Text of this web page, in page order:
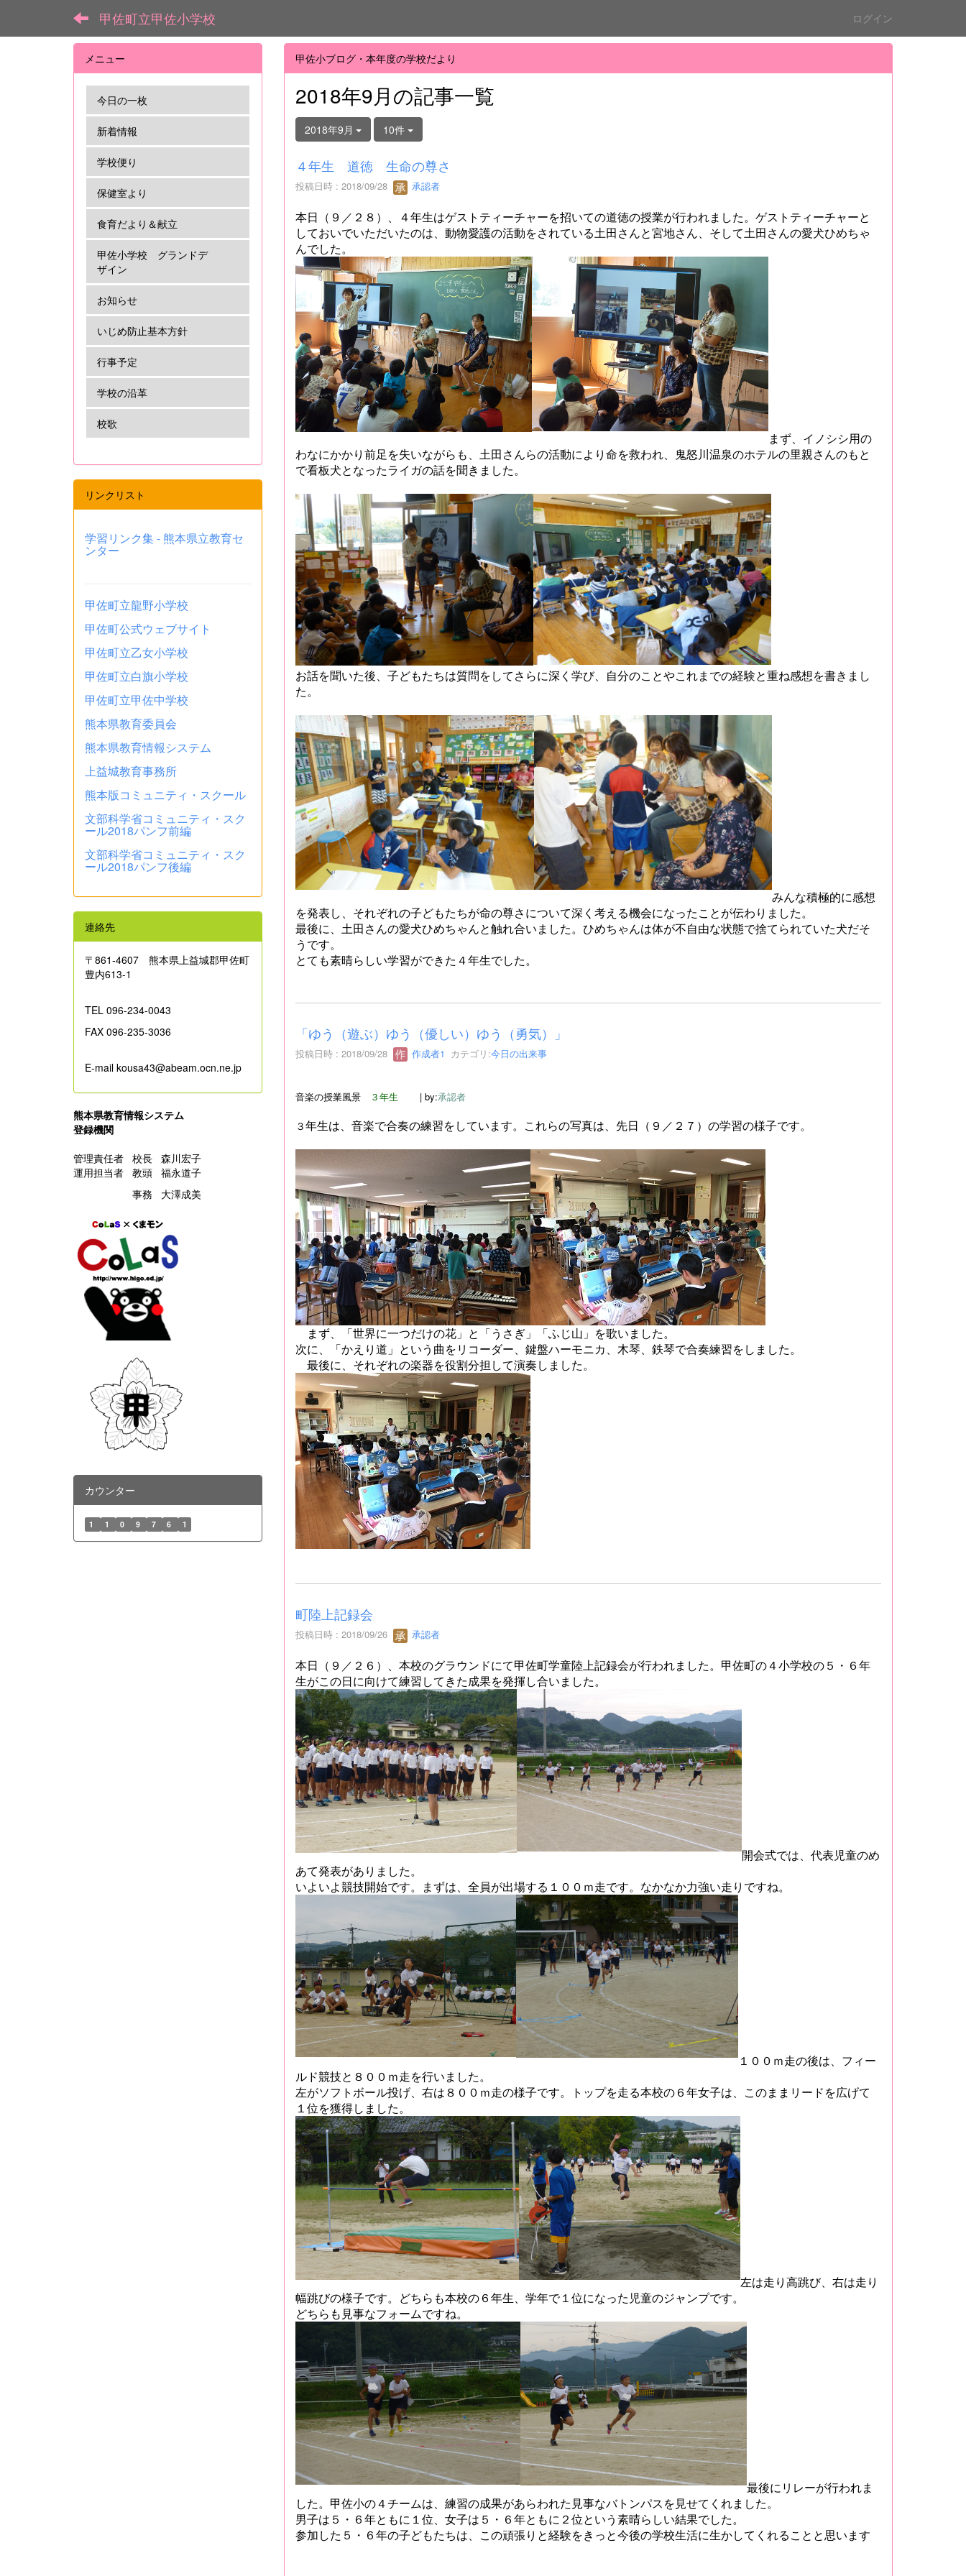
甲佐町立甲佐小学校 ログイン
甲佐小ブログ・本年度の学校だより
2018年9月の記事一覧
2018年9月 10件
４年生 道徳 生命の尊さ
投稿日時 : 2018/09/28 承認者
本日（９／２８）、４年生はゲストティーチャーを招いての道徳の授業が行われました。ゲストティーチャーと
しておいでいただいたのは、動物愛護の活動をされている土田さんと宮地さん、そして土田さんの愛犬ひめちゃ
んでした。
まず、イノシシ用の
わなにかかり前足を失いながらも、土田さんらの活動により命を救われ、鬼怒川温泉のホテルの里親さんのもと
で看板犬となったライガの話を聞きました。
お話を聞いた後、子どもたちは質問をしてさらに深く学び、自分のことやこれまでの経験と重ね感想を書きまし
た。
みんな積極的に感想
を発表し、それぞれの子どもたちが命の尊さについて深く考える機会になったことが伝わりました。
最後に、土田さんの愛犬ひめちゃんと触れ合いました。ひめちゃんは体が不自由な状態で捨てられていた犬だそ
うです。
とても素晴らしい学習ができた４年生でした。
「ゆう（遊ぶ）ゆう（優しい）ゆう（勇気）」
投稿日時 : 2018/09/28 作成者1 カテゴリ:今日の出来事
音楽の授業風景３年生 | by:承認者
３年生は、音楽で合奏の練習をしています。これらの写真は、先日（９／２７）の学習の様子です。
まず、「世界に一つだけの花」と「うさぎ」「ふじ山」を歌いました。
次に、「かえり道」という曲をリコーダー、鍵盤ハーモニカ、木琴、鉄琴で合奏練習をしました。
最後に、それぞれの楽器を役割分担して演奏しました。
町陸上記録会
投稿日時 : 2018/09/26 承認者
本日（９／２６）、本校のグラウンドにて甲佐町学童陸上記録会が行われました。甲佐町の４小学校の５・６年
生がこの日に向けて練習してきた成果を発揮し合いました。
開会式では、代表児童のめ
あて発表がありました。
いよいよ競技開始です。まずは、全員が出場する１００ｍ走です。なかなか力強い走りですね。
１００ｍ走の後は、フィー
ルド競技と８００ｍ走を行いました。
左がソフトボール投げ、右は８００ｍ走の様子です。トップを走る本校の６年女子は、このままリードを広げて
１位を獲得しました。
左は走り高跳び、右は走り
幅跳びの様子です。どちらも本校の６年生、学年で１位になった児童のジャンプです。
どちらも見事なフォームですね。
最後にリレーが行われま
した。甲佐小の４チームは、練習の成果があらわれた見事なバトンパスを見せてくれました。
男子は５・６年ともに１位、女子は５・６年ともに２位という素晴らしい結果でした。
参加した５・６年の子どもたちは、この頑張りと経験をきっと今後の学校生活に生かしてくれることと思います
メニュー
今日の一枚
新着情報
学校便り
保健室より
食育だより＆献立
甲佐小学校 グランドデ
ザイン
お知らせ
いじめ防止基本方針
行事予定
学校の沿革
校歌
リンクリスト
学習リンク集 - 熊本県立教育セ
ンター
甲佐町立龍野小学校
甲佐町公式ウェブサイト
甲佐町立乙女小学校
甲佐町立白旗小学校
甲佐町立甲佐中学校
熊本県教育委員会
熊本県教育情報システム
上益城教育事務所
熊本版コミュニティ・スクール
文部科学省コミュニティ・スク
ール2018パンフ前編
文部科学省コミュニティ・スク
ール2018パンフ後編
連絡先
〒861‐4607 熊本県上益城郡甲佐町
豊内613-1
TEL 096-234-0043
FAX 096-235-3036
E-mail kousa43@abeam.ocn.ne.jp
熊本県教育情報システム
登録機関
管理責任者 校長 森川宏子
運用担当者 教頭 福永道子
事務 大澤成美
カウンター
1 1 0 9 7 6 1